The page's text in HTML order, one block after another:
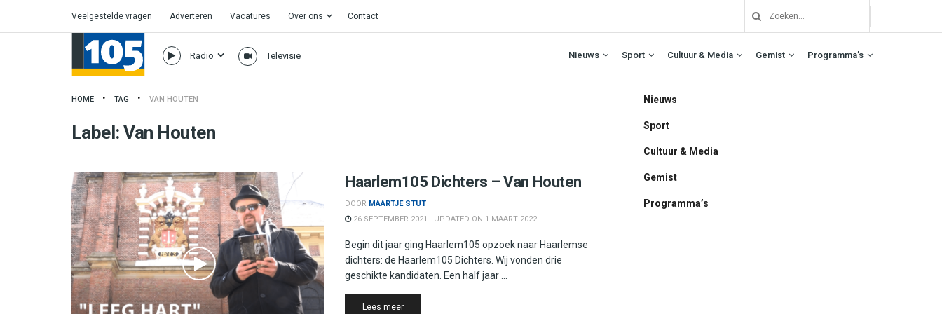
Veelgestelde vragen Adverteren Vacatures Over ons Contact
Radio Televisie Nieuws Sport Cultuur & Media Gemist Programma’s
HOME TAG VAN HOUTEN
Label:Van Houten
Haarlem105 Dichters – Van Houten
DOOR MAARTJE STUT
26 SEPTEMBER 2021 - UPDATED ON 1 MAART 2022
Begin dit jaar ging Haarlem105 opzoek naar Haarlemse
dichters: de Haarlem105 Dichters. Wij vonden drie
geschikte kandidaten. Een half jaar ...
Lees meerDetails
Nieuws
Sport
Cultuur & Media
Gemist
Programma’s